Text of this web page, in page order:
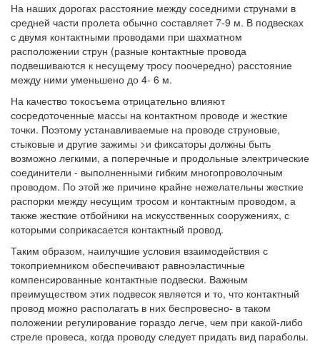
На наших дорогах расстояние между соседними струнами в
средней части пролета обычно составляет 7-9 м. В подвесках
с двумя контактными проводами при шахматном
расположении струн (разные контактные провода
подвешиваются к несущему тросу поочередно) расстояние
между ними уменьшено до 4- 6 м.
На качество токосъема отрицательно влияют
сосредоточенные массы на контактном проводе и жесткие
точки. Поэтому устанавливаемые на проводе струновые,
стыковые и другие зажимы >и фиксаторы должны быть
возможно легкими, а поперечные и продольные электрические
соединители - выполненными гибким многопроволочным
проводом. По этой же причине крайне нежелательны жесткие
распорки между несущим тросом и контактным проводом, а
также жесткие отбойники на искусственных сооружениях, с
которыми соприкасается контактный провод.
Таким образом, наилучшие условия взаимодействия с
токоприемником обеспечивают равноэластичные
компенсированные контактные подвески. Важным
преимуществом этих подвесок является и то, что контактный
провод можно располагать в них беспровесно- в таком
положении регулирование гораздо легче, чем при какой-либо
стреле провеса, когда проводу следует придать вид параболы.